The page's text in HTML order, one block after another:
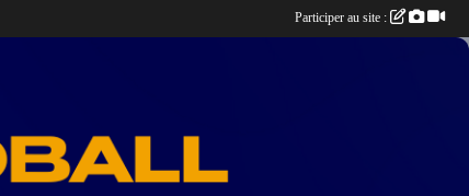
Participer au site :